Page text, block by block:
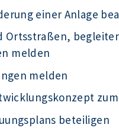
einer Anlage
Ortsstraßen,
melden
melden
beteiligen